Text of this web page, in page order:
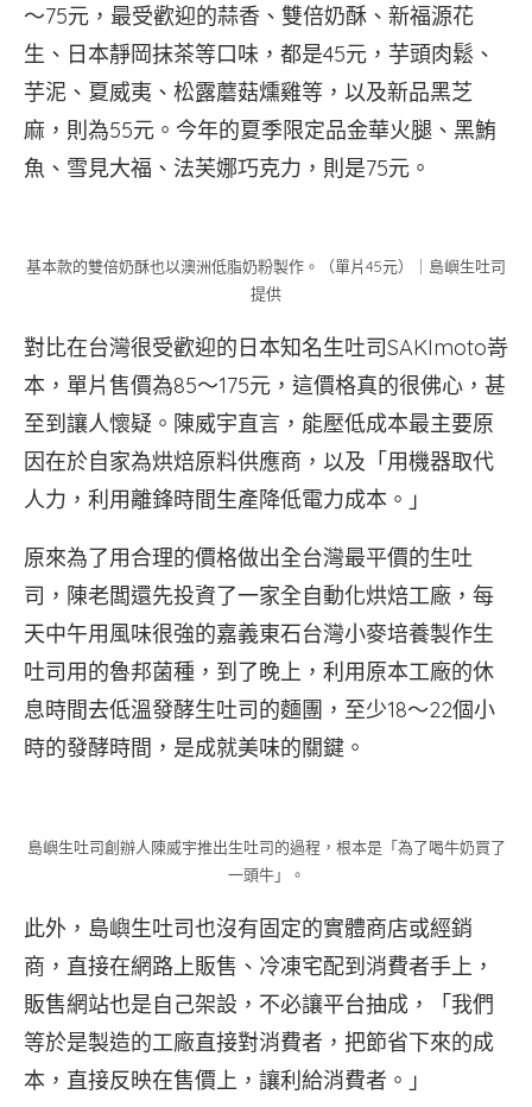
～75元，最受歡迎的蒜香、雙倍奶酥、新福源花
生、日本靜岡抹茶等口味，都是45元，芋頭肉鬆、
芋泥、夏威夷、松露蘑菇燻雞等，以及新品黑芝
麻，則為55元。今年的夏季限定品金華火腿、黑鮪
魚、雪見大福、法芙娜巧克力，則是75元。
基本款的雙倍奶酥也以澳洲低脂奶粉製作。（單片45元）｜島嶼生吐司
提供
對比在台灣很受歡迎的日本知名生吐司SAKImoto嵜
本，單片售價為85～175元，這價格真的很佛心，甚
至到讓人懷疑。陳威宇直言，能壓低成本最主要原
因在於自家為烘焙原料供應商，以及「用機器取代
人力，利用離鋒時間生產降低電力成本。」
原來為了用合理的價格做出全台灣最平價的生吐
司，陳老闆還先投資了一家全自動化烘焙工廠，每
天中午用風味很強的嘉義東石台灣小麥培養製作生
吐司用的魯邦菌種，到了晚上，利用原本工廠的休
息時間去低溫發酵生吐司的麵團，至少18～22個小
時的發酵時間，是成就美味的關鍵。
島嶼生吐司創辦人陳威宇推出生吐司的過程，根本是「為了喝牛奶買了
一頭牛」。
此外，島嶼生吐司也沒有固定的實體商店或經銷
商，直接在網路上販售、冷凍宅配到消費者手上，
販售網站也是自己架設，不必讓平台抽成，「我們
等於是製造的工廠直接對消費者，把節省下來的成
本，直接反映在售價上，讓利給消費者。」